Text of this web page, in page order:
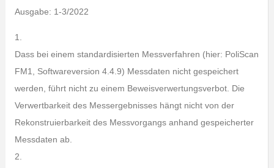
Ausgabe: 1-3/2022
1.
Dass bei einem standardisierten Messverfahren (hier: PoliScan
FM1, Softwareversion 4.4.9) Messdaten nicht gespeichert
werden, führt nicht zu einem Beweisverwertungsverbot. Die
Verwertbarkeit des Messergebnisses hängt nicht von der
Rekonstruierbarkeit des Messvorgangs anhand gespeicherter
Messdaten ab.
2.